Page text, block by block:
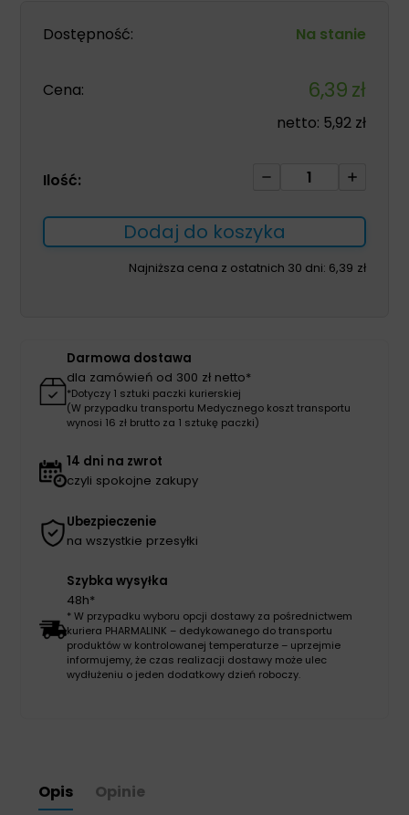
Dostępność: Na stanie
Cena: 6,39zł
netto: 5,92 zł
Ilość:
ilość
Macintosh
1-
95mm
Dodaj do koszyka
Najniższa cena z ostatnich 30 dni: 6,39 zł
Darmowa dostawa
dla zamówień od 300 zł netto*
*Dotyczy 1 sztuki paczki kurierskiej
(W przypadku transportu Medycznego koszt transportu
wynosi 16 zł brutto za 1 sztukę paczki)
14 dni na zwrot
czyli spokojne zakupy
Ubezpieczenie
na wszystkie przesyłki
Szybka wysyłka
48h*
* W przypadku wyboru opcji dostawy za pośrednictwem
kuriera PHARMALINK – dedykowanego do transportu
produktów w kontrolowanej temperaturze – uprzejmie
informujemy, że czas realizacji dostawy może ulec
wydłużeniu o jeden dodatkowy dzień roboczy.
Opis Opinie